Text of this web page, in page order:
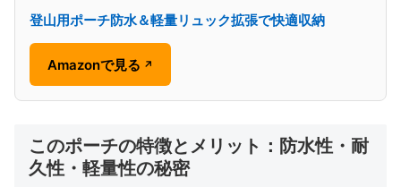
登山用ポーチ防水＆軽量リュック拡張で快適収納
Amazonで見る ↗
このポーチの特徴とメリット：防水性・耐
久性・軽量性の秘密